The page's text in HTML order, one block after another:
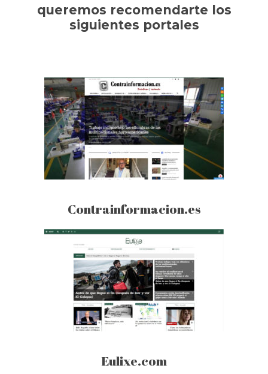
queremos recomendarte los
siguientes portales
Contrainformacion.es
Eulixe.com